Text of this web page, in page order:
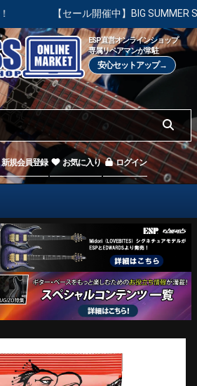
【セール開催中】BIG SUMMER SALE | 対
ESP直営オンラインショップ
専属リペアマンが常駐
安心セットアップ→
新規会員登録 お気に入り ログイン